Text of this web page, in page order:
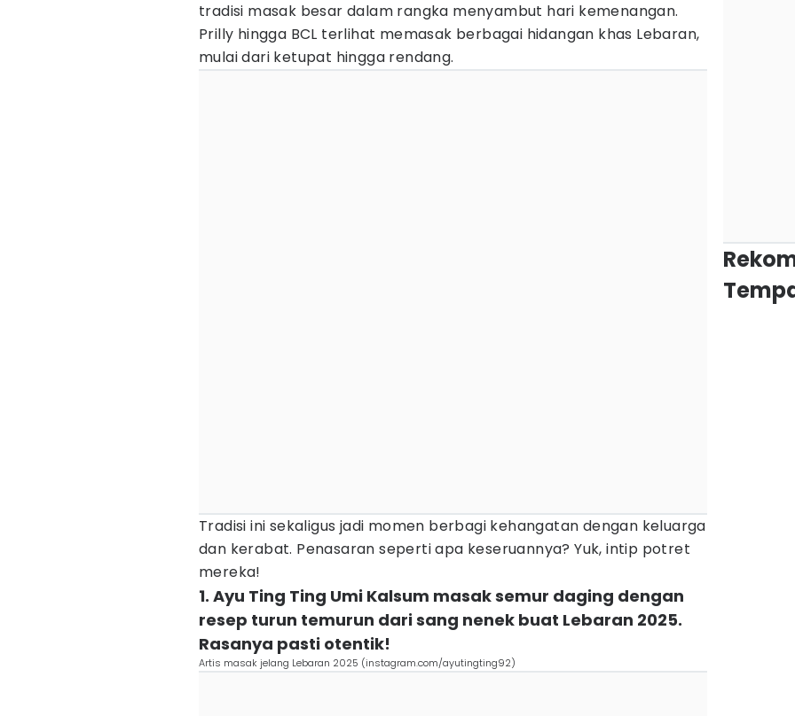
tradisi masak besar dalam rangka menyambut hari kemenangan.
Prilly hingga BCL terlihat memasak berbagai hidangan khas Lebaran,
mulai dari ketupat hingga rendang.
Tradisi ini sekaligus jadi momen berbagi kehangatan dengan keluarga
dan kerabat. Penasaran seperti apa keseruannya? Yuk, intip potret
mereka!
1. Ayu Ting Ting Umi Kalsum masak semur daging dengan
resep turun temurun dari sang nenek buat Lebaran 2025.
Rasanya pasti otentik!
Artis masak jelang Lebaran 2025 (instagram.com/ayutingting92)